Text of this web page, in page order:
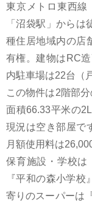
東京メトロ東西線
「沼袋駅」から
種住居地域内の店
有権。建物はRC
内駐車場は22台（
この物件は2階部
面積66.33平米の
現況は空き部屋で
月額使用料は
保育施設・学校は
『平和の森小学
寄りのスーパーは